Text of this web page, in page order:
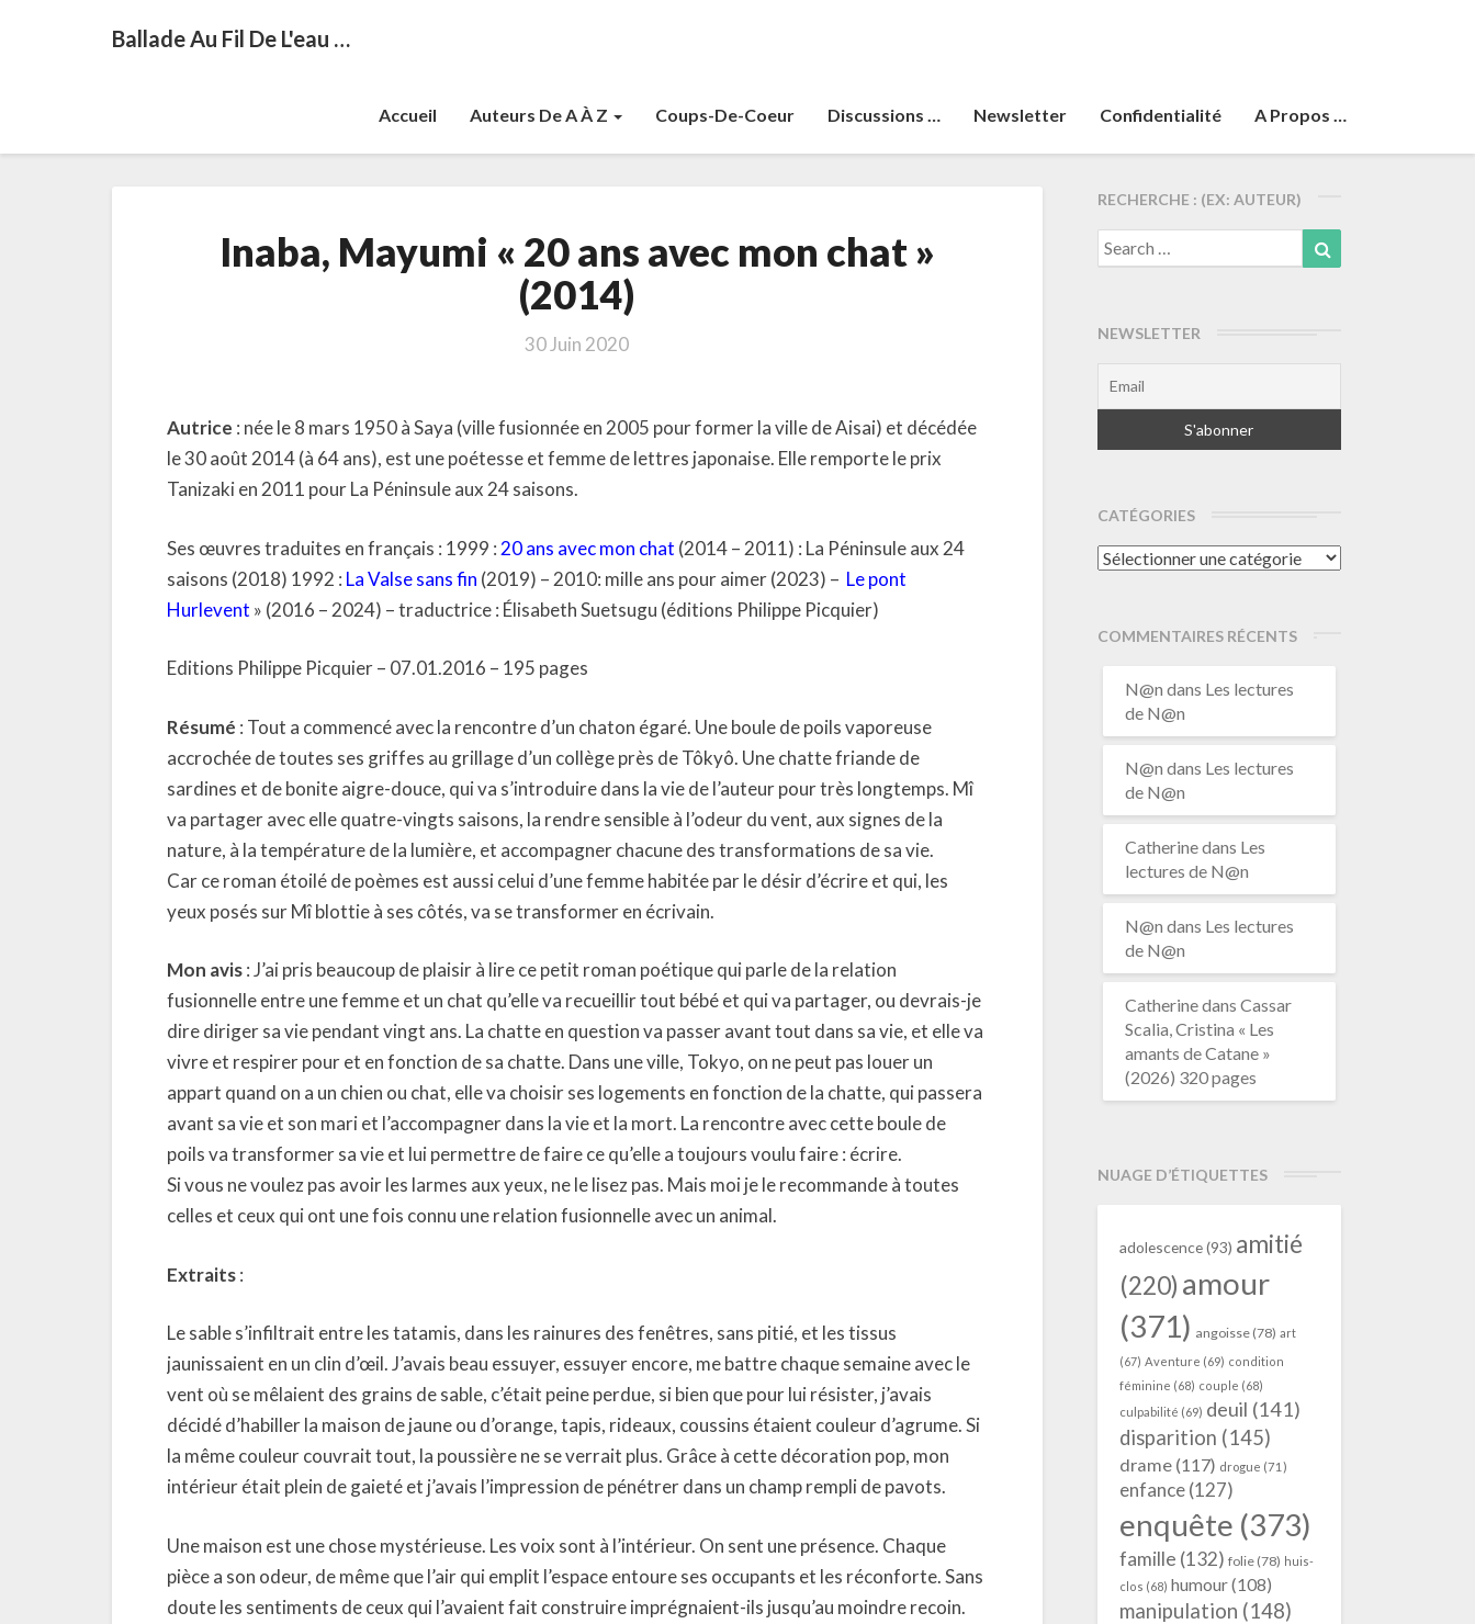
Ballade Au Fil De L'eau …
Accueil Auteurs De A À Z Coups-De-Coeur Discussions … Newsletter Confidentialité A Propos …
Mayumi
20
avec
»
(2014)
Inaba, Mayumi « 20 ans avec mon chat »
(2014)
30 Juin 2020
Autrice : née le 8 mars 1950 à Saya (ville fusionnée en 2005 pour former la ville de Aisai) et décédée
le 30 août 2014 (à 64 ans), est une poétesse et femme de lettres japonaise. Elle remporte le prix
Tanizaki en 2011 pour La Péninsule aux 24 saisons.
Ses œuvres traduites en français : 1999 : 20 ans avec mon chat (2014 – 2011) : La Péninsule aux 24
saisons (2018) 1992 : La Valse sans fin (2019) – 2010: mille ans pour aimer (2023) – Le pont
Hurlevent » (2016 – 2024) – traductrice : Élisabeth Suetsugu (éditions Philippe Picquier)
Editions Philippe Picquier – 07.01.2016 – 195 pages
Résumé : Tout a commencé avec la rencontre d’un chaton égaré. Une boule de poils vaporeuse
accrochée de toutes ses griffes au grillage d’un collège près de Tôkyô. Une chatte friande de
sardines et de bonite aigre-douce, qui va s’introduire dans la vie de l’auteur pour très longtemps. Mî
va partager avec elle quatre-vingts saisons, la rendre sensible à l’odeur du vent, aux signes de la
nature, à la température de la lumière, et accompagner chacune des transformations de sa vie.
Car ce roman étoilé de poèmes est aussi celui d’une femme habitée par le désir d’écrire et qui, les
yeux posés sur Mî blottie à ses côtés, va se transformer en écrivain.
Mon avis: J’ai pris beaucoup de plaisir à lire ce petit roman poétique qui parle de la relation
fusionnelle entre une femme et un chat qu’elle va recueillir tout bébé et qui va partager, ou devrais-je
dire diriger sa vie pendant vingt ans. La chatte en question va passer avant tout dans sa vie, et elle va
vivre et respirer pour et en fonction de sa chatte. Dans une ville, Tokyo, on ne peut pas louer un
appart quand on a un chien ou chat, elle va choisir ses logements en fonction de la chatte, qui passera
avant sa vie et son mari et l’accompagner dans la vie et la mort. La rencontre avec cette boule de
poils va transformer sa vie et lui permettre de faire ce qu’elle a toujours voulu faire : écrire.
Si vous ne voulez pas avoir les larmes aux yeux, ne le lisez pas. Mais moi je le recommande à toutes
celles et ceux qui ont une fois connu une relation fusionnelle avec un animal.
Extraits:
Le sable s’infiltrait entre les tatamis, dans les rainures des fenêtres, sans pitié, et les tissus
jaunissaient en un clin d’œil. J’avais beau essuyer, essuyer encore, me battre chaque semaine avec le
vent où se mêlaient des grains de sable, c’était peine perdue, si bien que pour lui résister, j’avais
décidé d’habiller la maison de jaune ou d’orange, tapis, rideaux, coussins étaient couleur d’agrume. Si
la même couleur couvrait tout, la poussière ne se verrait plus. Grâce à cette décoration pop, mon
intérieur était plein de gaieté et j’avais l’impression de pénétrer dans un champ rempli de pavots.
Une maison est une chose mystérieuse. Les voix sont à l’intérieur. On sent une présence. Chaque
pièce a son odeur, de même que l’air qui emplit l’espace entoure ses occupants et les réconforte. Sans
doute les sentiments de ceux qui l’avaient fait construire imprégnaient-ils jusqu’au moindre recoin.
RECHERCHE : (EX: AUTEUR)
Search
for:
NEWSLETTER
CATÉGORIES
Catégories
COMMENTAIRES RÉCENTS
N@n dans Les lectures
de N@n
N@n dans Les lectures
de N@n
Catherinedans Les
lectures de N@n
N@n dans Les lectures
de N@n
Catherinedans Cassar
Scalia, Cristina « Les
amants de Catane »
(2026) 320 pages
NUAGE D’ÉTIQUETTES
adolescence(93) amitié
(220) amour
(371) angoisse(78) art
(67) Aventure (69) condition
féminine (68) couple (68)
culpabilité (69) deuil (141)
disparition (145)
drame(117) drogue (71)
enfance(127)
enquête (373)
famille (132) folie(78) huis-
clos (68) humour(108)
manipulation (148)